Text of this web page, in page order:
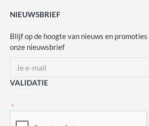
NIEUWSBRIEF
Blijf op de hoogte van nieuws en
onze nieuwsbrief
VALIDATIE